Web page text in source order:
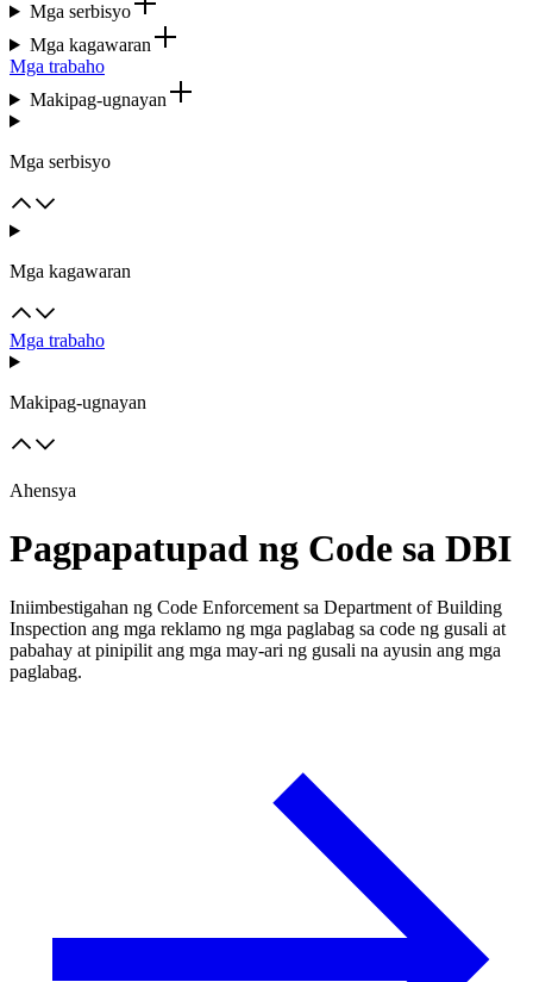
Mga serbisyo
Mga kagawaran
Mga trabaho
Makipag-ugnayan
Mga serbisyo
Mga kagawaran
Mga trabaho
Makipag-ugnayan
Ahensya
Pagpapatupad ng Code sa DBI
Iniimbestigahan ng Code Enforcement sa Department of Building
Inspection ang mga reklamo ng mga paglabag sa code ng gusali at
pabahay at pinipilit ang mga may-ari ng gusali na ayusin ang mga
paglabag.